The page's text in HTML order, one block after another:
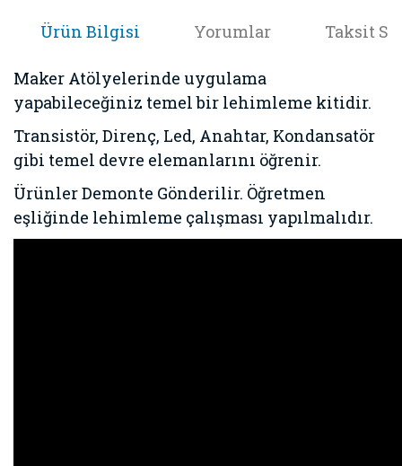
Ürün Bilgisi Yorumlar Taksit
Maker Atölyelerinde uygulama
yapabileceğiniz temel bir lehimleme kitidir.
Transistör, Direnç, Led, Anahtar, Kondansatör
gibi temel devre elemanlarını öğrenir.
Ürünler Demonte Gönderilir. Öğretmen
eşliğinde lehimleme çalışması yapılmalıdır.